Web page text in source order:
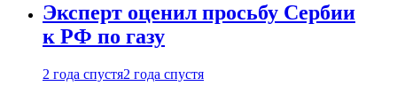
Эксперт оценил просьбу Сербии
к РФ по газу
2 года спустя2 года спустя